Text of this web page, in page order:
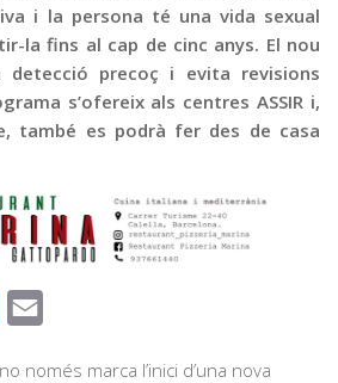
i la persona té una vida sexual
la fins al cap de cinc anys. El nou
precoç i evita revisions
s’ofereix als centres ASSIR i,
també es podrà fer des de casa
Telegram
només marca l’inici d’una nova